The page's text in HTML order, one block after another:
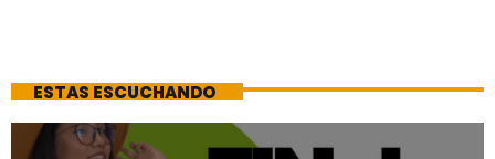
ESTAS ESCUCHANDO